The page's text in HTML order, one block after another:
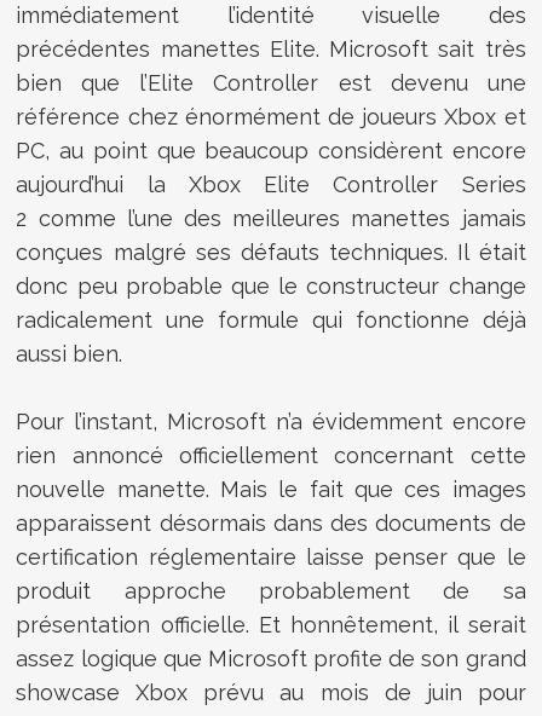
immédiatement l’identité visuelle des
précédentes manettes Elite. Microsoft sait très
bien que l’Elite Controller est devenu une
référence chez énormément de joueurs Xbox et
PC, au point que beaucoup considèrent encore
aujourd’hui la Xbox Elite Controller Series
2 comme l’une des meilleures manettes jamais
conçues malgré ses défauts techniques. Il était
donc peu probable que le constructeur change
radicalement une formule qui fonctionne déjà
aussi bien.
Pour l’instant, Microsoft n’a évidemment encore
rien annoncé officiellement concernant cette
nouvelle manette. Mais le fait que ces images
apparaissent désormais dans des documents de
certification réglementaire laisse penser que le
produit approche probablement de sa
présentation officielle. Et honnêtement, il serait
assez logique que Microsoft profite de son grand
showcase Xbox prévu au mois de juin pour